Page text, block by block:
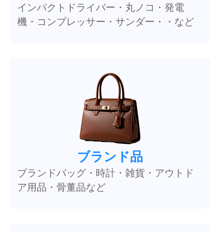
インパクトドライバー・丸ノコ・発電
機・コンプレッサー・サンダー・・など
ブランド品
ブランドバッグ・時計・雑貨・アウトド
ア用品・骨董品など